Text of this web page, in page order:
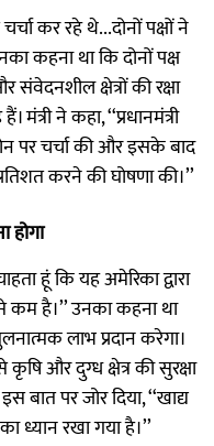
कर रहे थे...दोनों पक्षों ने
कहना था कि दोनों पक्ष
क्षेत्रों की रक्षा
ने कहा, ‘‘प्रधानमंत्री
पर चर्चा की और इसके बाद
करने की घोषणा की।’’
होगा
हूं कि यह अमेरिका द्वारा
कम है।’’ उनका कहना था
लाभ प्रदान करेगा।
और दुग्ध क्षेत्र की सुरक्षा
पर जोर दिया, ‘‘खाद्य
ध्यान रखा गया है।’’